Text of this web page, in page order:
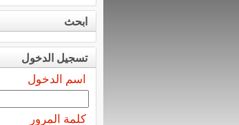
ابحث
تسجيل الدخول
اسم الدخول
كلمة المرور